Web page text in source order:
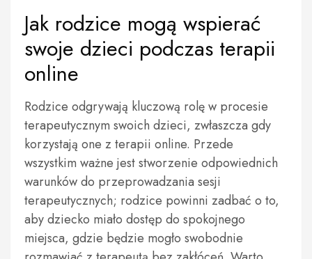
Jak rodzice mogą wspierać
swoje dzieci podczas terapii
online
Rodzice odgrywają kluczową rolę w procesie
terapeutycznym swoich dzieci, zwłaszcza gdy
korzystają one z terapii online. Przede
wszystkim ważne jest stworzenie odpowiednich
warunków do przeprowadzania sesji
terapeutycznych; rodzice powinni zadbać o to,
aby dziecko miało dostęp do spokojnego
miejsca, gdzie będzie mogło swobodnie